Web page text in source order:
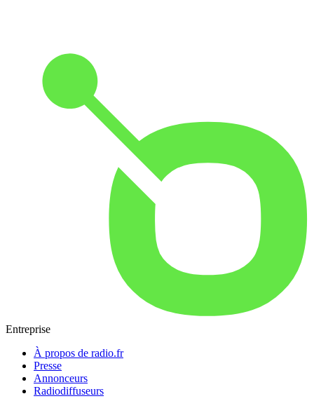
Entreprise
À propos de radio.fr
Presse
Annonceurs
Radiodiffuseurs